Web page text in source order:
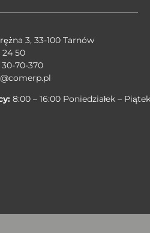
3, 33-100 Tarnów
50
30-70-370
8:00 – 16:00 Poniedziałek – Piątek